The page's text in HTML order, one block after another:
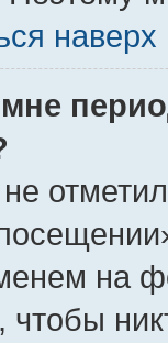
наверх
на
чтобы